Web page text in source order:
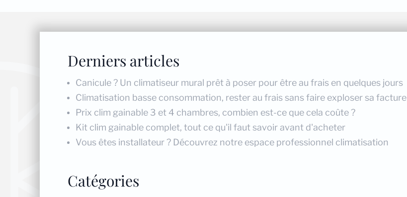
Derniers articles
Canicule ? Un climatiseur mural prêt à poser pour être au frais en quelques jours
Climatisation basse consommation, rester au frais sans faire exploser sa facture
Prix clim gainable 3 et 4 chambres, combien est-ce que cela coûte ?
Kit clim gainable complet, tout ce qu'il faut savoir avant d'acheter
Vous êtes installateur ? Découvrez notre espace professionnel climatisation
Catégories